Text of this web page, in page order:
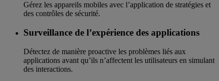
Gérez les appareils mobiles avec l’application de stratégies et
des contrôles de sécurité.
Surveillance de l’expérience des applications
Détectez de manière proactive les problèmes liés aux
applications avant qu’ils n’affectent les utilisateurs en simulant
des interactions.